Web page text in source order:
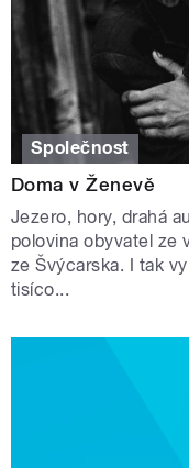
Společnost
Doma v Ženevě
Jezero, hory, drahá
polovina obyvatel ze
ze Švýcarska. I tak
tisíco...